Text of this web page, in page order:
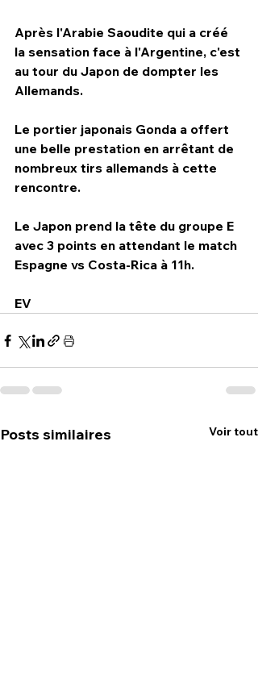
Après l'Arabie Saoudite qui a créé
la sensation face à l'Argentine, c'est
au tour du Japon de dompter les
Allemands.
Le portier japonais Gonda a offert
une belle prestation en arrêtant de
nombreux tirs allemands à cette
rencontre.
Le Japon prend la tête du groupe E
avec 3 points en attendant le match
Espagne vs Costa-Rica à 11h.
EV
Posts similaires Voir tout